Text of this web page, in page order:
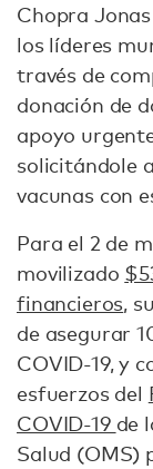
Chopra Jonas
los líderes
través de
donación de
apoyo
solicitándole
vacunas con
Para el 2 de
movilizado
financieros,
de asegurar
COVID-19, y
esfuerzos del
COVID-19 de
Salud (OMS)